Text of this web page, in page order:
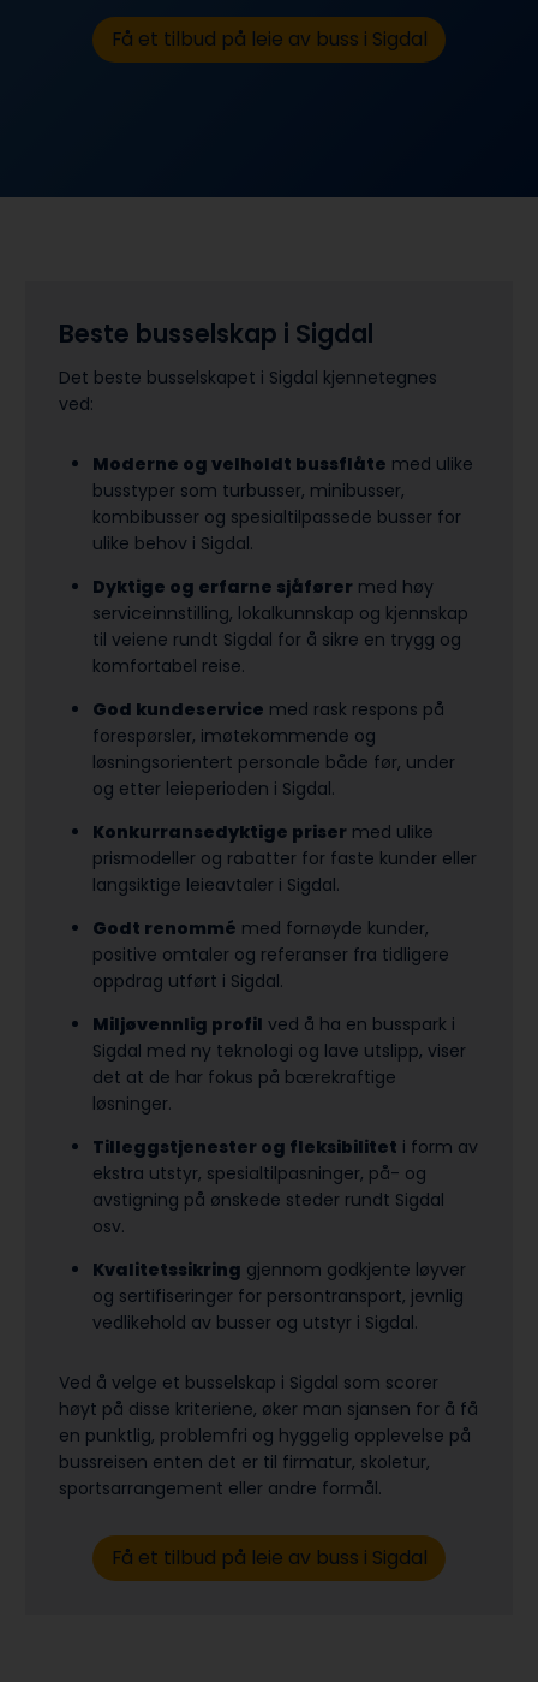
Få et tilbud på leie av buss i Sigdal
Beste busselskap i Sigdal
Det beste busselskapet i Sigdal kjennetegnes
ved:
Moderne og velholdt bussflåte med ulike
busstyper som turbusser, minibusser,
kombibusser og spesialtilpassede busser for
ulike behov i Sigdal.
Dyktige og erfarne sjåfører med høy
serviceinnstilling, lokalkunnskap og kjennskap
til veiene rundt Sigdal for å sikre en trygg og
komfortabel reise.
God kundeservice med rask respons på
forespørsler, imøtekommende og
løsningsorientert personale både før, under
og etter leieperioden i Sigdal.
Konkurransedyktige priser med ulike
prismodeller og rabatter for faste kunder eller
langsiktige leieavtaler i Sigdal.
Godt renommé med fornøyde kunder,
positive omtaler og referanser fra tidligere
oppdrag utført i Sigdal.
Miljøvennlig profil ved å ha en busspark i
Sigdal med ny teknologi og lave utslipp, viser
det at de har fokus på bærekraftige
løsninger.
Tilleggstjenester og fleksibilitet i form av
ekstra utstyr, spesialtilpasninger, på- og
avstigning på ønskede steder rundt Sigdal
osv.
Kvalitetssikring gjennom godkjente løyver
og sertifiseringer for persontransport, jevnlig
vedlikehold av busser og utstyr i Sigdal.
Ved å velge et busselskap i Sigdal som scorer
høyt på disse kriteriene, øker man sjansen for å få
en punktlig, problemfri og hyggelig opplevelse på
bussreisen enten det er til firmatur, skoletur,
sports­arrangement eller andre formål.
Få et tilbud på leie av buss i Sigdal